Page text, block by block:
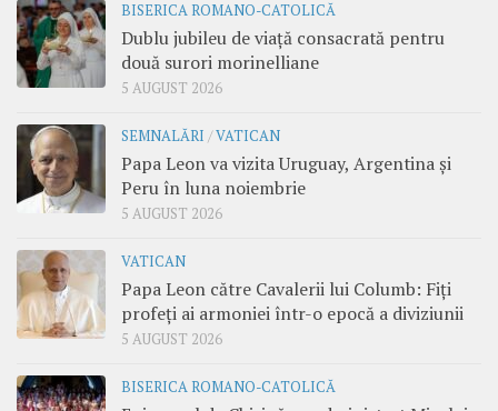
BISERICA ROMANO-CATOLICĂ
Dublu jubileu de viață consacrată pentru
două surori morinelliane
5 AUGUST 2026
SEMNALĂRI /VATICAN
Papa Leon va vizita Uruguay, Argentina și
Peru în luna noiembrie
5 AUGUST 2026
VATICAN
Papa Leon către Cavalerii lui Columb: Fiți
profeți ai armoniei într-o epocă a diviziunii
5 AUGUST 2026
BISERICA ROMANO-CATOLICĂ